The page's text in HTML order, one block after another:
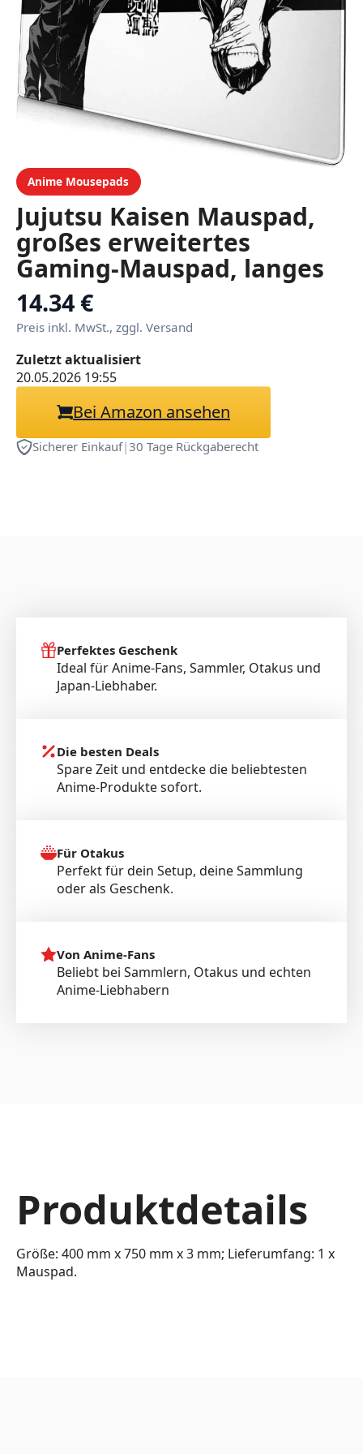
Anime Mousepads
Jujutsu Kaisen Mauspad,
großes erweitertes
Gaming-Mauspad, langes
Anime-Mauspad, XL-
Tastatur, Mauspad,
Schreibtischunterlage für
Laptop, Computer,
Heimbüro, Geschenk, 40,1
x 74,9 cm
14.34 €
Preis inkl. MwSt., zggl. Versand
Zuletzt aktualisiert
20.05.2026 19:55
Bei Amazon ansehen
Sicherer Einkauf|30 Tage Rückgaberecht
Perfektes Geschenk
Ideal für Anime-Fans, Sammler, Otakus und
Japan-Liebhaber.
Die besten Deals
Spare Zeit und entdecke die beliebtesten
Anime-Produkte sofort.
Für Otakus
Perfekt für dein Setup, deine Sammlung
oder als Geschenk.
Von Anime-Fans
Beliebt bei Sammlern, Otakus und echten
Anime-Liebhabern
Produktdetails
Größe: 400 mm x 750 mm x 3 mm; Lieferumfang: 1 x
Mauspad.